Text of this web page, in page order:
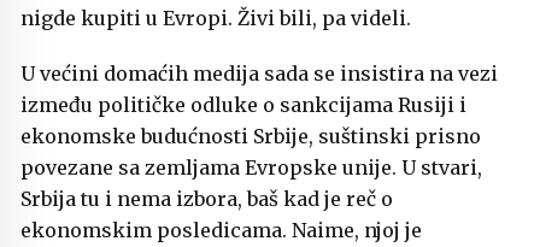
nigde kupiti u Evropi. Živi bili, pa videli.
U većini domaćih medija sada se insistira na vezi
između političke odluke o sankcijama Rusiji i
ekonomske budućnosti Srbije, suštinski prisno
povezane sa zemljama Evropske unije. U stvari,
Srbija tu i nema izbora, baš kad je reč o
ekonomskim posledicama. Naime, njoj je